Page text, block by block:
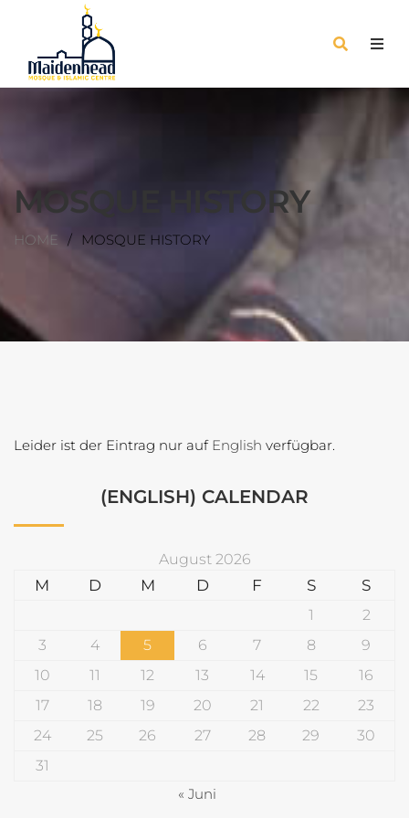
MOSQUE HISTORY
HOME MOSQUE HISTORY
Leider ist der Eintrag nur auf English verfügbar.
(ENGLISH) CALENDAR
August 2026
M D M D F S S
1
2
3
4 5 6 7 8
9
10
11 12 13 14 15
16
17
18 19 20 21 22
23
24
25 26 27 28 29
30
31
« Juni